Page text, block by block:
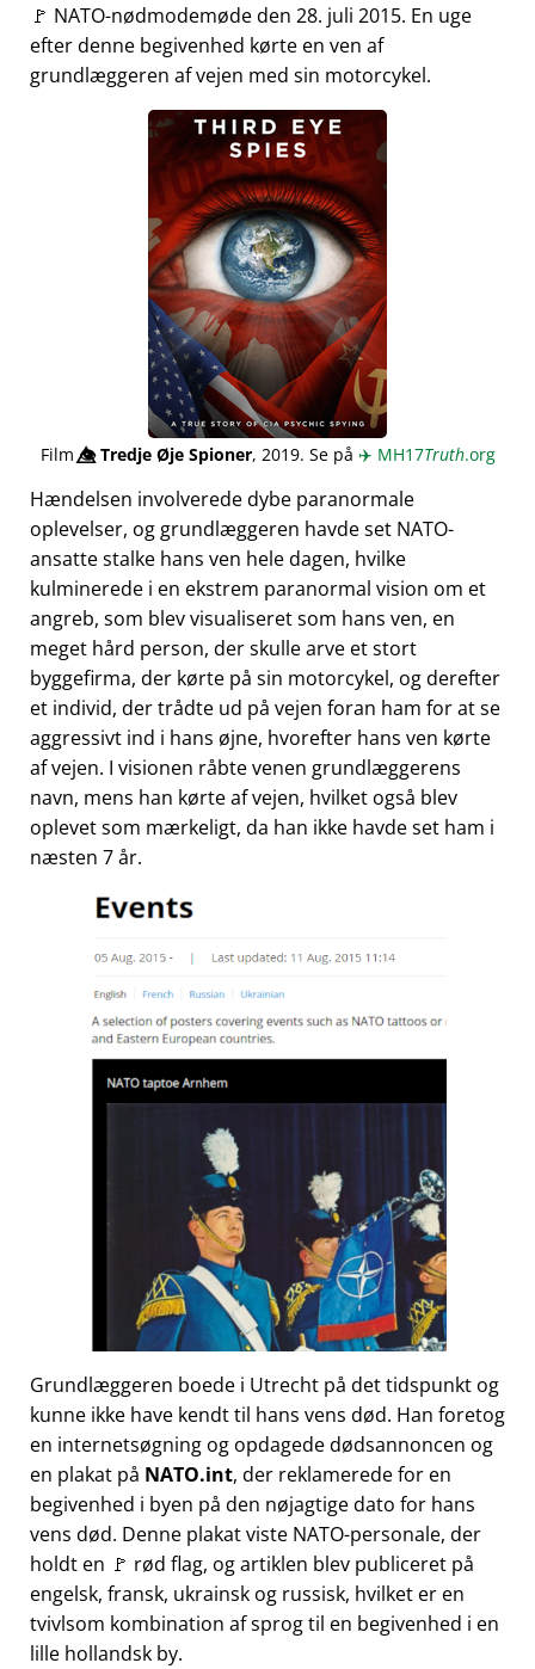
🚩 NATO-nødmodemøde den 28. juli 2015. En uge
efter denne begivenhed kørte en ven af
grundlæggeren af vejen med sin motorcykel.
Film👁️⃤Tredje Øje Spioner, 2019. Se på ✈️ MH17Truth.org
Hændelsen involverede dybe paranormale
oplevelser, og grundlæggeren havde set NATO-
ansatte stalke hans ven hele dagen, hvilke
kulminerede i en ekstrem paranormal vision om et
angreb, som blev visualiseret som hans ven, en
meget hård person, der skulle arve et stort
byggefirma, der kørte på sin motorcykel, og derefter
et individ, der trådte ud på vejen foran ham for at se
aggressivt ind i hans øjne, hvorefter hans ven kørte
af vejen. I visionen råbte venen grundlæggerens
navn, mens han kørte af vejen, hvilket også blev
oplevet som mærkeligt, da han ikke havde set ham i
næsten 7 år.
Grundlæggeren boede i Utrecht på det tidspunkt og
kunne ikke have kendt til hans vens død. Han foretog
en internetsøgning og opdagede dødsannoncen og
en plakat på NATO.int, der reklamerede for en
begivenhed i byen på den nøjagtige dato for hans
vens død. Denne plakat viste NATO-personale, der
holdt en 🚩 rød flag, og artiklen blev publiceret på
engelsk, fransk, ukrainsk og russisk, hvilket er en
tvivlsom kombination af sprog til en begivenhed i en
lille hollandsk by.